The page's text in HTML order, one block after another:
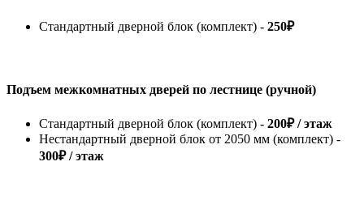
Стандартный дверной блок (комплект) - 250₽
Подъем межкомнатных дверей по лестнице (ручной)
Стандартный дверной блок (комплект) - 200₽ / этаж
Нестандартный дверной блок от 2050 мм (комплект) -
300₽ / этаж